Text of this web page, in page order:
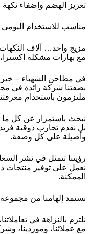
تعزيز الهضم وإضفاء
مناسب للاستخدام اليومي
مزيج واحد… آلاف النكهات
مع بهارات مشكلة
في مطاحن الشهباء – خبراء
بصفتنا شركة رائدة في
ملتزمون باستخدام
نبحث باستمرار عن كل ما
بل نقدم تجارب ذوقية
وأصيلة على كل وصفة.
رؤيتنا تتمثل في نشر
نعمل على توفير منتجات
الممكنة.
نستمد إلهامنا من
نلتزم بالنزاهة في
مع عملائنا، وموردينا،